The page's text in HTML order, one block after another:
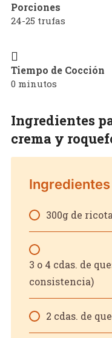
Porciones
24-25 trufas
Tiempo de Cocción
0 minutos
Ingredientes
crema y
Ingredientes
300g de ricota
3 o 4 cdas. de
consistencia)
2 cdas. de